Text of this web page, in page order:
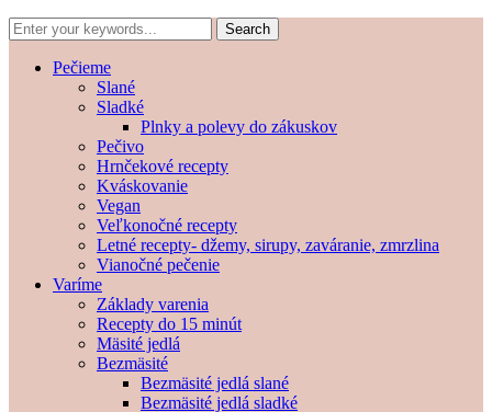
Pečieme
Slané
Sladké
Plnky a polevy do zákuskov
Pečivo
Hrnčekové recepty
Kváskovanie
Vegan
Veľkonočné recepty
Letné recepty- džemy, sirupy, zaváranie, zmrzlina
Vianočné pečenie
Varíme
Základy varenia
Recepty do 15 minút
Mäsité jedlá
Bezmäsité
Bezmäsité jedlá slané
Bezmäsité jedlá sladké